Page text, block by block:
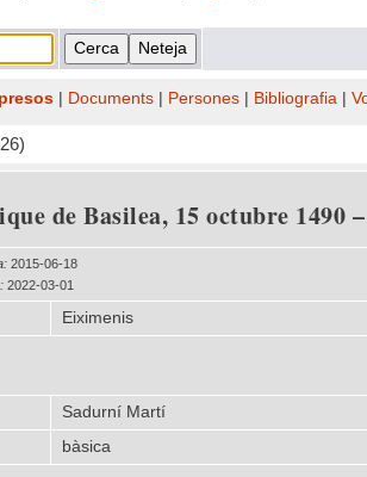
Documents Persones Bibliografia
de Basilea, 15 octubre
2015-06-18
2022-03-01
Eiximenis
Sadurní Martí
bàsica